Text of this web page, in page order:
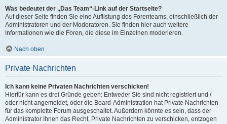
Was bedeutet der „Das Team“-Link auf der Startseite?
Auf dieser Seite finden Sie eine Auflistung des Forenteams, einschließlich der
Administratoren und der Moderatoren. Sie finden hier auch weitere
Informationen wie die Foren, die diese im Einzelnen moderieren.
Nach oben
Private Nachrichten
Ich kann keine Privaten Nachrichten verschicken!
Hierfür kann es drei Gründe geben: Entweder Sie sind nicht registriert und /
oder nicht angemeldet, oder die Board-Administration hat Private Nachrichten
für das komplette Forum ausgeschaltet. Außerdem könnte es sein, dass der
Administrator Ihnen das Recht, Private Nachrichten zu verschicken, entzogen